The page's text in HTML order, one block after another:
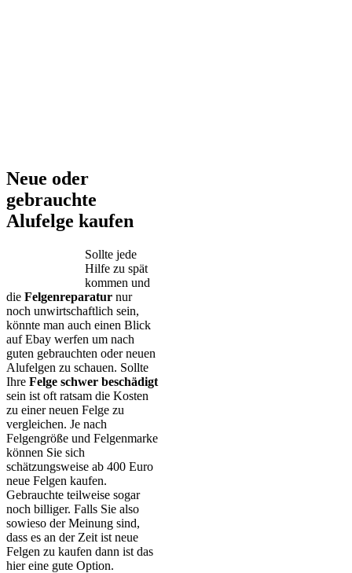
Neue oder
gebrauchte
Alufelge kaufen
Sollte jede
Hilfe zu spät
kommen und
die Felgenreparatur nur
noch unwirtschaftlich sein,
könnte man auch einen Blick
auf Ebay werfen um nach
guten gebrauchten oder neuen
Alufelgen zu schauen. Sollte
Ihre Felge schwer beschädigt
sein ist oft ratsam die Kosten
zu einer neuen Felge zu
vergleichen. Je nach
Felgengröße und Felgenmarke
können Sie sich
schätzungsweise ab 400 Euro
neue Felgen kaufen.
Gebrauchte teilweise sogar
noch billiger. Falls Sie also
sowieso der Meinung sind,
dass es an der Zeit ist neue
Felgen zu kaufen dann ist das
hier eine gute Option.